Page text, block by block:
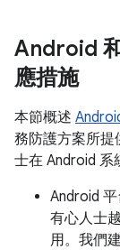
Android
應措施
本節概述
務防護方案所提
士在 Android 系
Android
有心人士
用。我們